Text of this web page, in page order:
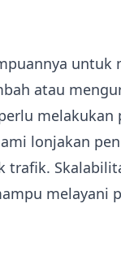
untuk
atau
melakukan
lonjakan
melayani